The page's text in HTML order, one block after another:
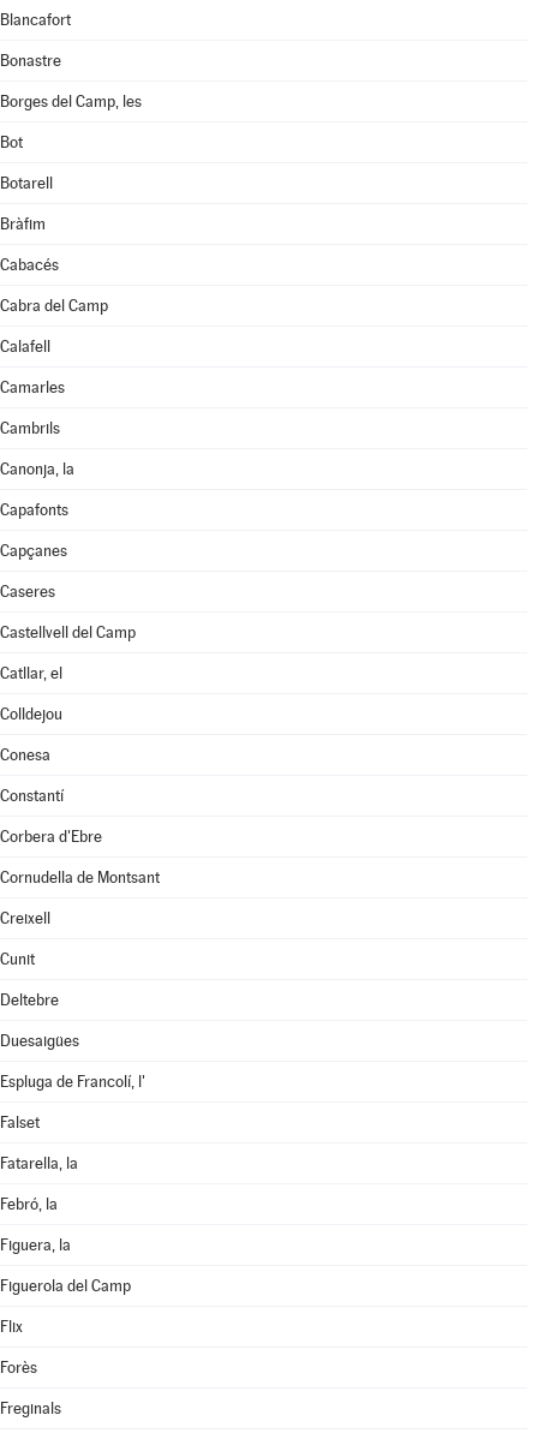
Blancafort
Bonastre
Borges del Camp, les
Bot
Botarell
Bràfim
Cabacés
Cabra del Camp
Calafell
Camarles
Cambrils
Canonja, la
Capafonts
Capçanes
Caseres
Castellvell del Camp
Catllar, el
Colldejou
Conesa
Constantí
Corbera d'Ebre
Cornudella de Montsant
Creixell
Cunit
Deltebre
Duesaigües
Espluga de Francolí, l'
Falset
Fatarella, la
Febró, la
Figuera, la
Figuerola del Camp
Flix
Forès
Freginals